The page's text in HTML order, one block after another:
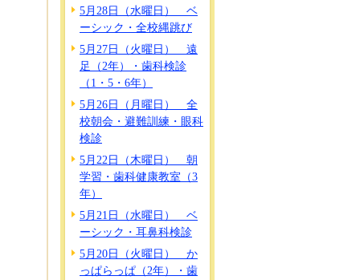
5月28日（水曜日） ベ
ーシック・全校縄跳び
5月27日（火曜日） 遠
足（2年）・歯科検診
（1・5・6年）
5月26日（月曜日） 全
校朝会・避難訓練・眼科
検診
5月22日（木曜日） 朝
学習・歯科健康教室（3
年）
5月21日（水曜日） ベ
ーシック・耳鼻科検診
5月20日（火曜日） か
っぱらっぱ（2年）・歯